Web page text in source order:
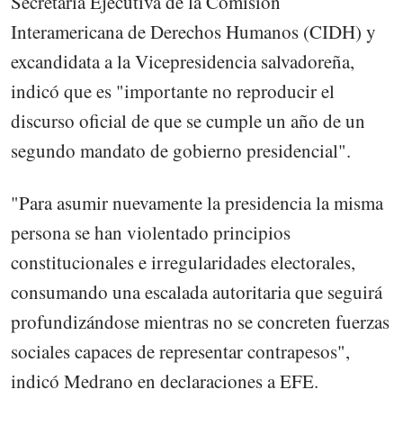
Interamericana de Derechos Humanos (CIDH) y
excandidata a la Vicepresidencia salvadoreña,
indicó que es "importante no reproducir el
discurso oficial de que se cumple un año de un
segundo mandato de gobierno presidencial".
"Para asumir nuevamente la presidencia la misma
persona se han violentado principios
constitucionales e irregularidades electorales,
consumando una escalada autoritaria que seguirá
profundizándose mientras no se concreten fuerzas
sociales capaces de representar contrapesos",
indicó Medrano en declaraciones a EFE.